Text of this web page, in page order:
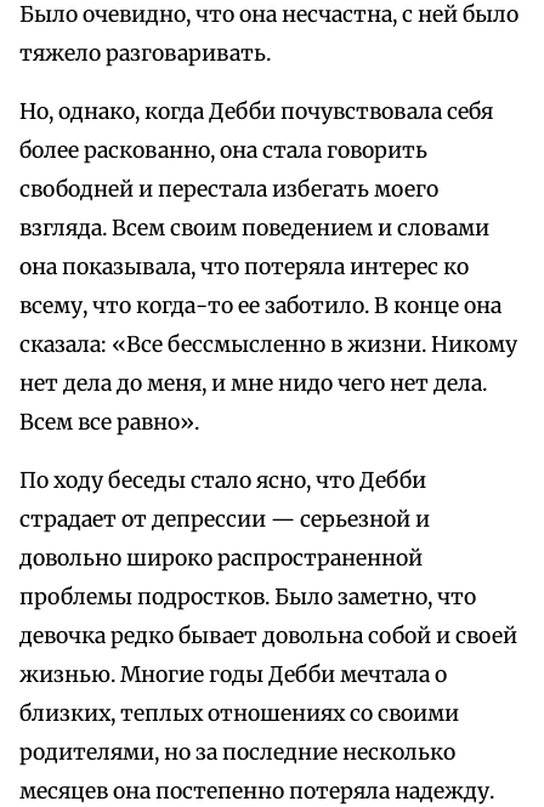
Было очевидно, что она несчастна, с ней было
тяжело разговаривать.
Но, однако, когда Дебби почувствовала себя
более раскованно, она стала говорить
свободней и перестала избегать моего
взгляда. Всем своим поведением и словами
она показывала, что потеряла интерес ко
всему, что когда-то ее заботило. В конце она
сказала: «Все бессмысленно в жизни. Никому
нет дела до меня, и мне нидо чего нет дела.
Всем все равно».
По ходу беседы стало ясно, что Дебби
страдает от депрессии — серьезной и
довольно широко распространенной
проблемы подростков. Было заметно, что
девочка редко бывает довольна собой и своей
жизнью. Многие годы Дебби мечтала о
близких, теплых отношениях со своими
родителями, но за последние несколько
месяцев она постепенно потеряла надежду.